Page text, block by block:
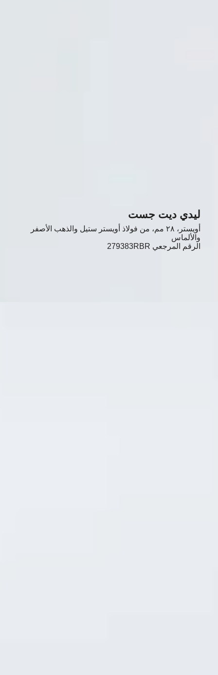
ليدي ديت جست
أويستر، ٢٨ مم، من فولاذ أويستر ستيل والذهب الأصفر
والألماس
الرقم المرجعي 279383RBR